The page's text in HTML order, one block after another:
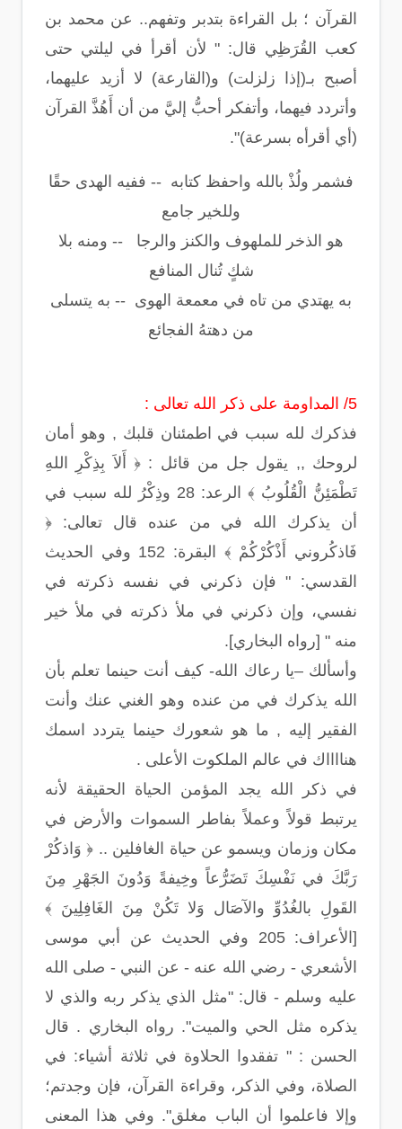
القرآن ؛ بل القراءة بتدبر وتفهم.. عن محمد بن
كعب القُرَظِي قال: " لأن أقرأ في ليلتي حتى
أصبح بـ(إذا زلزلت) و(القارعة) لا أزيد عليهما،
وأتردد فيهما، وأتفكر أحبُّ إليَّ من أن أَهُذَّ القرآن
(أي أقرأه بسرعة)".
فشمر ولُذْ بالله واحفظ كتابه -- ففيه الهدى حقًا
وللخير جامع
هو الذخر للملهوف والكنز والرجا -- ومنه بلا
شكٍ تُنال المنافع
به يهتدي من تاه في معمعة الهوى -- به يتسلى
من دهتهُ الفجائع
5/ المداومة على ذكر الله تعالى :
فذكرك لله سبب في اطمئنان قلبك , وهو أمان
لروحك ,, يقول جل من قائل : ﴿ أَلاَ بِذِكْرِ اللهِ
تَطْمَئِنُّ الْقُلُوبُ ﴾ الرعد: 28 وذِكْرُ لله سبب في
أن يذكرك الله في من عنده قال تعالى: ﴿
فَاذكُروني أَذْكُرْكُمْ ﴾ البقرة: 152 وفي الحديث
القدسي: " فإن ذكرني في نفسه ذكرته في
نفسي، وإن ذكرني في ملأ ذكرته في ملأ خير
منه " [رواه البخاري].
وأسألك –يا رعاك الله- كيف أنت حينما تعلم بأن
الله يذكرك في من عنده وهو الغني عنك وأنت
الفقير إليه , ما هو شعورك حينما يتردد اسمك
هنااااك في عالم الملكوت الأعلى .
في ذكر الله يجد المؤمن الحياة الحقيقة لأنه
يرتبط قولاً وعملاً بفاطر السموات والأرض في
مكان وزمان ويسمو عن حياة الغافلين .. ﴿ وَاذكُرْ
رَبَّكَ في نَفْسِكَ تَضَرُّعاً وخِيفةً وَدُونَ الجَهْرِ مِنَ
القَولِ بالغُدُوِّ والآصَال وَلا تَكُنْ مِنَ الغَافِلِينَ ﴾
[الأعراف: 205 وفي الحديث عن أبي موسى
الأشعري - رضي الله عنه - عن النبي - صلى الله
عليه وسلم - قال: "مثل الذي يذكر ربه والذي لا
يذكره مثل الحي والميت". رواه البخاري . قال
الحسن : " تفقدوا الحلاوة في ثلاثة أشياء: في
الصلاة، وفي الذكر، وقراءة القرآن، فإن وجدتم؛
وإلا فاعلموا أن الباب مغلق". وفي هذا المعنى